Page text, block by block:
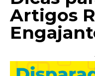
Artigos